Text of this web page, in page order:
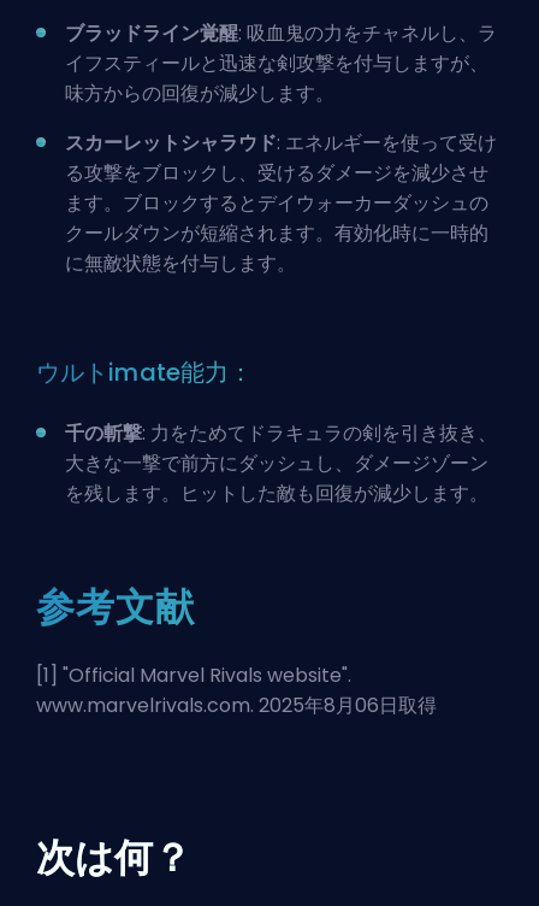
ブラッドライン覚醒: 吸血鬼の力をチャネルし、ラ
イフスティールと迅速な剣攻撃を付与しますが、
味方からの回復が減少します。
スカーレットシャラウド: エネルギーを使って受け
る攻撃をブロックし、受けるダメージを減少させ
ます。ブロックするとデイウォーカーダッシュの
クールダウンが短縮されます。有効化時に一時的
に無敵状態を付与します。
ウルトimate能力：
千の斬撃: 力をためてドラキュラの剣を引き抜き、
大きな一撃で前方にダッシュし、ダメージゾーン
を残します。ヒットした敵も回復が減少します。
参考文献
[1] "Official Marvel Rivals website".
www.marvelrivals.com. 2025年8月06日取得
次は何？